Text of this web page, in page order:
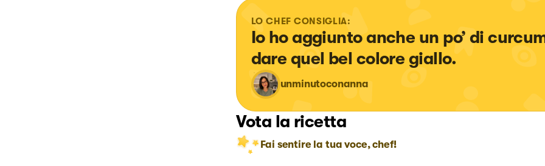
LO CHEF CONSIGLIA:
Io ho aggiunto anche un po’ di
dare quel bel colore giallo.
unminutoconanna
Vota la ricetta
Fai sentire la tua voce, chef!